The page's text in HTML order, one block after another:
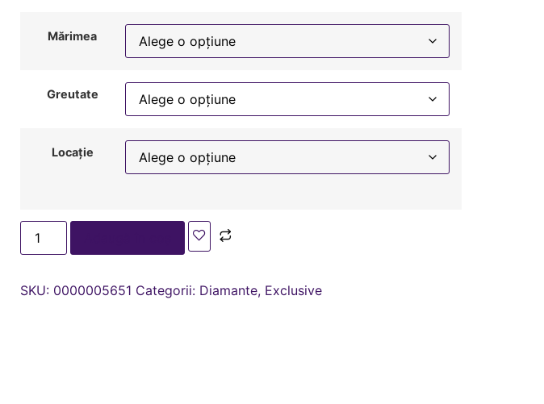
Mărimea
Greutate
Locație
SKU: 0000005651 Categorii: Diamante, Exclusive